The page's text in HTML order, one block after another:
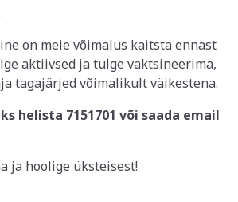
on meie võimalus kaitsta ennast
aktiivsed ja tulge vaktsineerima,
tagajärjed võimalikult väikestena.
helista 7151701 või saada email
ja hoolige üksteisest!